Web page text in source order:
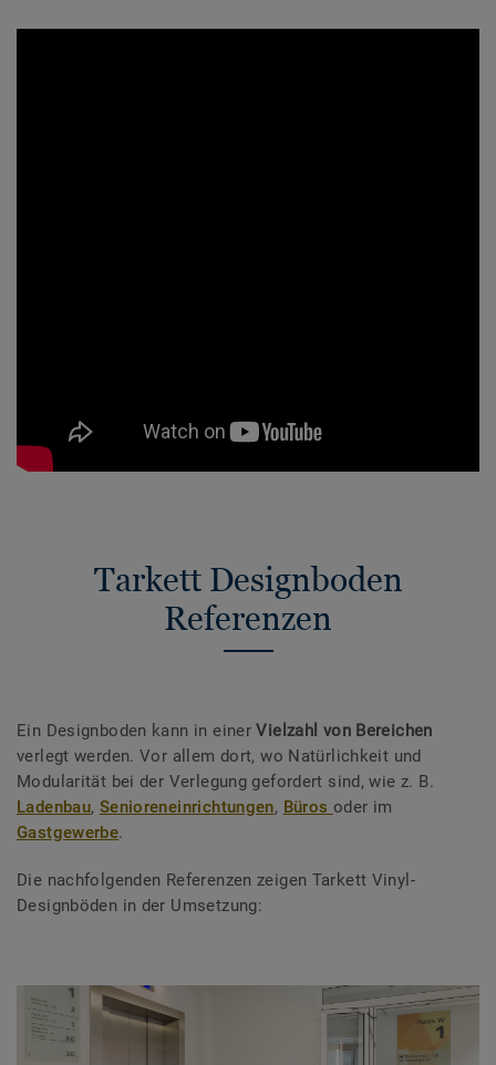
Tarkett Designboden
Referenzen
Ein Designboden kann in einerVielzahl von Bereichen
verlegt werden. Vor allem dort, wo Natürlichkeit und
Modularität bei der Verlegung gefordert sind, wie z. B.
Ladenbau, Senioreneinrichtungen, Büros oder im
Gastgewerbe.
Die nachfolgenden Referenzen zeigen Tarkett Vinyl-
Designböden in der Umsetzung: